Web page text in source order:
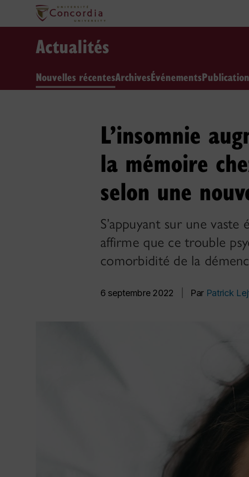
Actualités
Nouvelles récentesArchivesÉvénements
L’insomnie
la mémoire
selon une
S’appuyant sur une
affirme que ce trouble
comorbidité de la
6 septembre 2022 Par Patrick